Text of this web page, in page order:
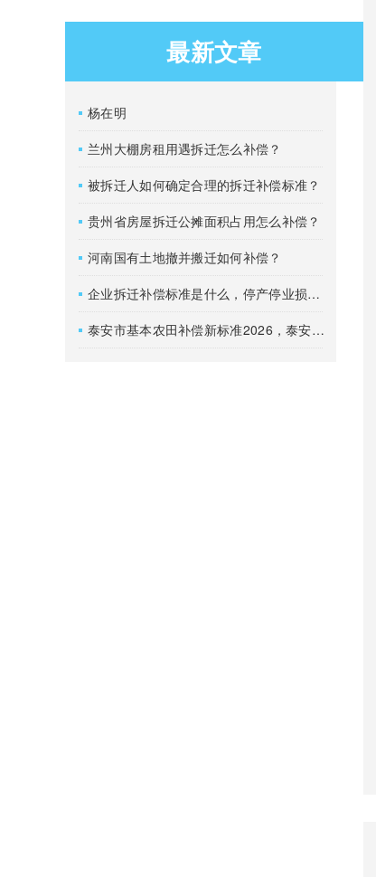
最新文章
杨在明
兰州大棚房租用遇拆迁怎么补偿？
被拆迁人如何确定合理的拆迁补偿标准？
贵州省房屋拆迁公摊面积占用怎么补偿？
河南国有土地撤并搬迁如何补偿？
企业拆迁补偿标准是什么，停产停业损失如何计算？
泰安市基本农田补偿新标准2026，泰安基本农田撤并搬迁如何赔偿？